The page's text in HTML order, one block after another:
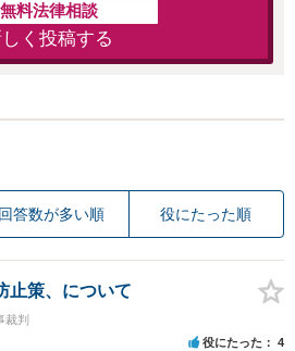
無料法律相談
く投稿する
回答数が多い順 役にたった順
止策、について
裁判
役にたった 4